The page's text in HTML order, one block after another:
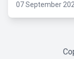
07 September